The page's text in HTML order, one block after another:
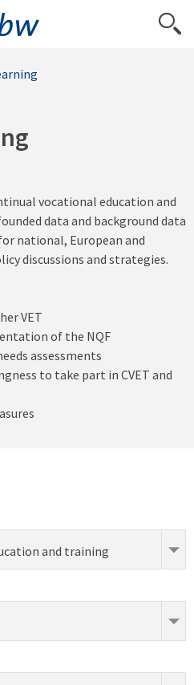
vocational education and
data and background data
national, European and
discussions and strategies.
VET
of the NQF
assessments
to take part in CVET and
and training